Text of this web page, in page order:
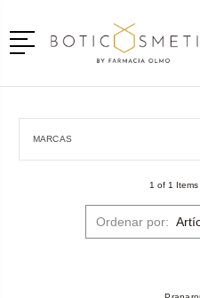
Menú
MARCAS
1 of 1 Items
Ordenar por: